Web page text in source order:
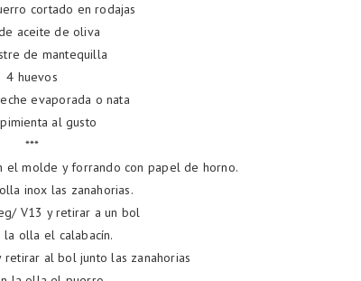
cortado en rodajas
aceite de oliva
de mantequilla
4 huevos
evaporada o nata
al gusto
***
el molde y forrando con papel de horno.
inox las zanahorias.
V13 y retirar a un bol
la olla el calabacín.
retirar al bol junto las zanahorias